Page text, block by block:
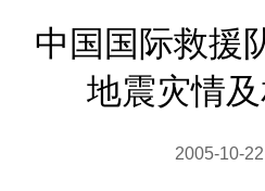
中国国际救援
地震灾情
2005-10-